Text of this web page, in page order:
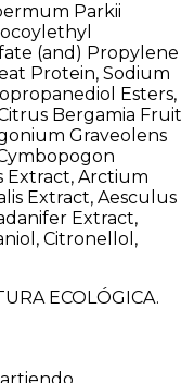
Parkii
(and) Propylene
Protein, Sodium
Esters,
Bergamia Fruit
Graveolens
Extract, Arctium
Extract, Aesculus
Extract,
Citronellol,
ECOLÓGICA.